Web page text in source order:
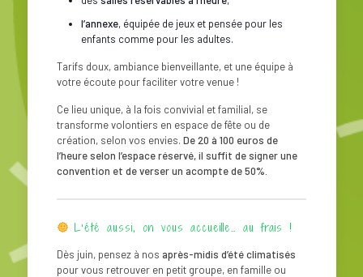
l’annexe, équipée de jeux et pensée pour les
enfants comme pour les adultes.
Tarifs doux, ambiance bienveillante, et une équipe à
votre écoute pour faciliter votre venue !
Ce lieu unique, à la fois convivial et familial, se
transforme volontiers en espace de fête ou de
création, selon vos envies. De 20 à 100 euros de
l’heure selon l’espace réservé, il suffit de signer une
convention et de verser un acompte de 50%.
L’été aussi, on vous accueille… au frais !
Dès juin, pensez à nos après-midis d’été climatisés
pour vous retrouver en petit groupe, en famille ou